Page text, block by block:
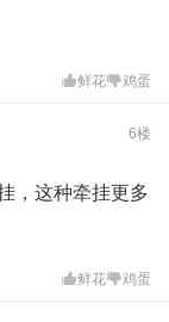
鲜花 鸡蛋
6楼
，这种牵挂更多
鲜花 鸡蛋